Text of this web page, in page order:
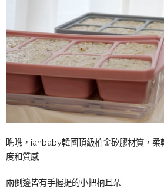
瞧瞧，ianbaby韓國頂級柏金矽膠材質，柔
度和質感
兩側邊皆有手握提的小把柄耳朵